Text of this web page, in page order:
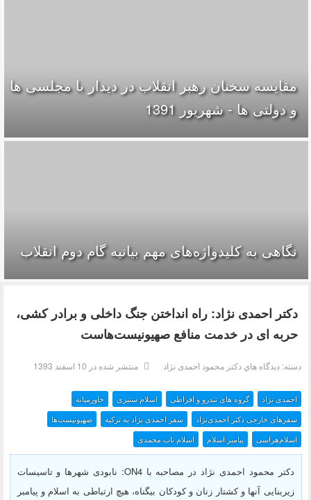
مقایسه سخنان رهبر انقلاب در دیدار با مجلسی ها
و دولتی ها - شهریور 1391
نگاهی به کلیدواژه‌های مهم بیانیه گام دوم انقلاب
دکتر احمدی نژاد: راه انداختن جنگ داخلی و برادر کشی،
حربه ای در خدمت منافع صهیونیست‌هاست
دسته:ديدگاه هاي دکتر محمود احمدی نژاد منتشر شده در 10 اسفند 1393
احمدی نژاد گروه های تندرو و افراطی اسلام ستیزی خاورمیانه
اسلام ناب محمدی پیامبر اسلام‌ اسلام‌هراسی
صهیونیست‌ها سفر احمدی نژاد به ترکیه سفرهای خارجی دکتر احمدی‌نژاد
دکتر محمود احمدی نژاد در مصاحبه با ON4: نابودی شهرها و تاسیسات
زیربنایی آنها و کشتار زنان و کودکان بیگناه، هیچ ارتباطی به اسلام و پیامبر